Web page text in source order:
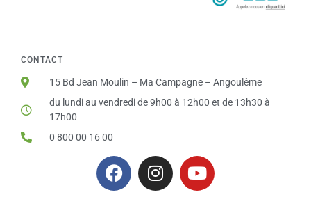
CONTACT
15 Bd Jean Moulin – Ma Campagne – Angoulême
du lundi au vendredi de 9h00 à 12h00 et de 13h30 à
17h00
0 800 00 16 00